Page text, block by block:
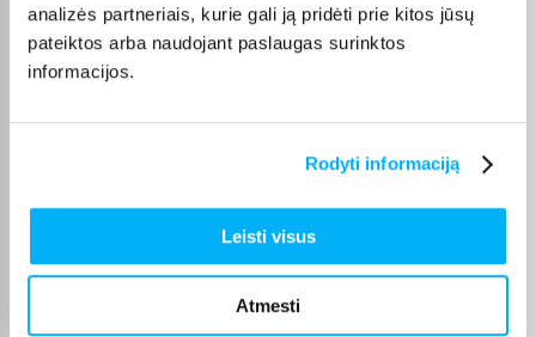
analizės partneriais, kurie gali ją pridėti prie kitos jūsų
pateiktos arba naudojant paslaugas surinktos
informacijos.
Rodyti informaciją
Leisti visus
Atmesti
Prekė kokybiška. Greitas pristatymas 👌